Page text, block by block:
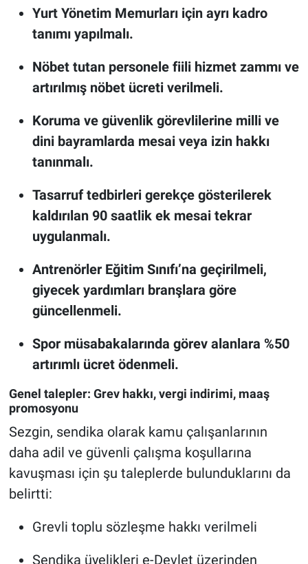
Yurt Yönetim Memurları için ayrı kadro
tanımı yapılmalı.
Nöbet tutan personele fiili hizmet zammı ve
artırılmış nöbet ücreti verilmeli.
Koruma ve güvenlik görevlilerine milli ve
dini bayramlarda mesai veya izin hakkı
tanınmalı.
Tasarruf tedbirleri gerekçe gösterilerek
kaldırılan 90 saatlik ek mesai tekrar
uygulanmalı.
Antrenörler Eğitim Sınıfı’na geçirilmeli,
giyecek yardımları branşlara göre
güncellenmeli.
Spor müsabakalarında görev alanlara %50
artırımlı ücret ödenmeli.
Genel talepler: Grev hakkı, vergi indirimi, maaş
promosyonu
Sezgin, sendika olarak kamu çalışanlarının
daha adil ve güvenli çalışma koşullarına
kavuşması için şu taleplerde bulunduklarını da
belirtti:
Grevli toplu sözleşme hakkı verilmeli
Sendika üyelikleri e-Devlet üzerinden